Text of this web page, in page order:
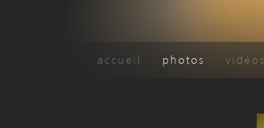
accueil photos vidéos